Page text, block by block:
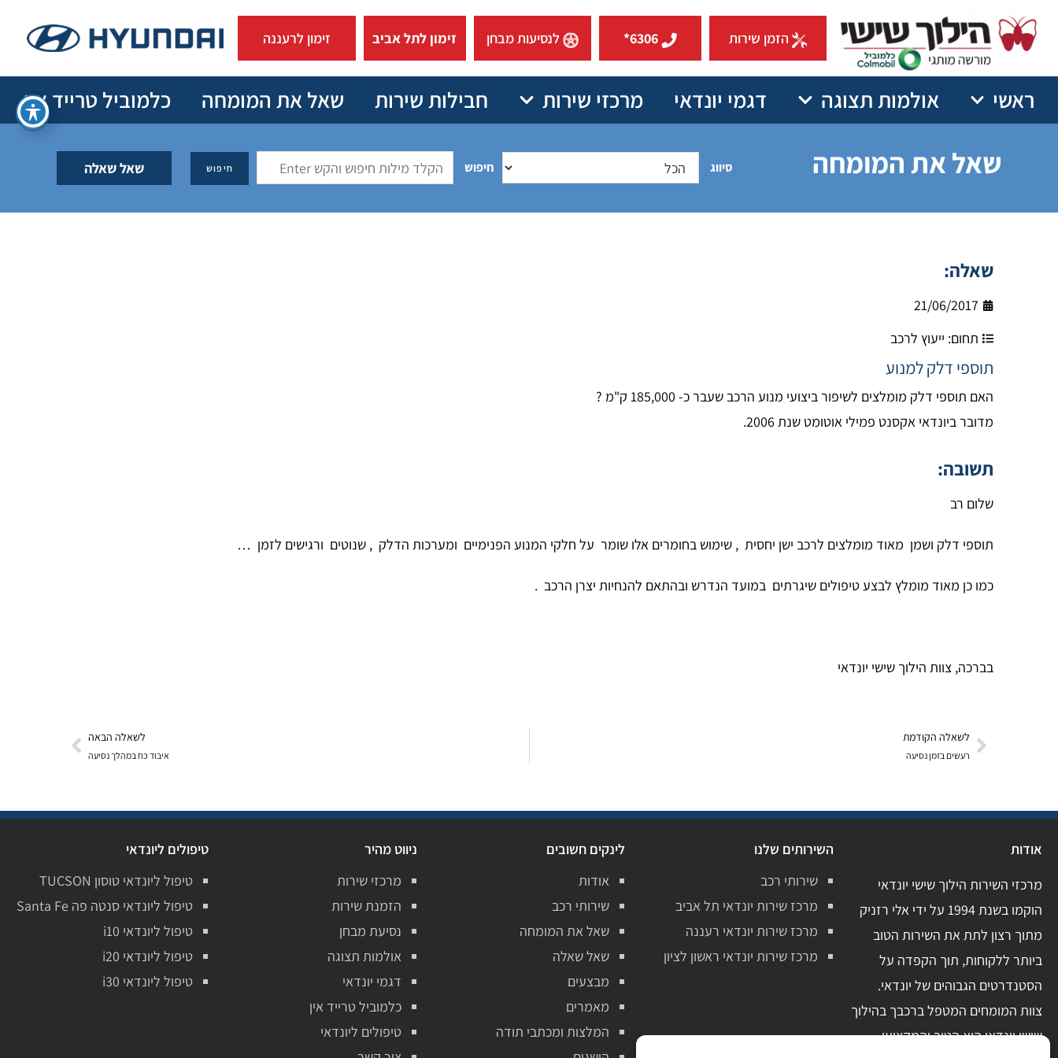
הזמן שירות 6306* לנסיעות מבחן זימון לתל אביב זימון לרעננה
ראשי אולמות תצוגה דגמי יונדאי מרכזי שירות חבילות שירות שאל את המומחה כלמוביל טרייד אין
שאל את המומחה סיווג חיפוש שאל שאלה
שאלה:
21/06/2017
תחום: ייעוץ לרכב
תוספי דלק למנוע
האם תוספי דלק מומלצים לשיפור ביצועי מנוע הרכב שעבר כ- 185,000 ק"מ ?
מדובר ביונדאי אקסנט פמילי אוטומט שנת 2006.
תשובה:
שלום רב
תוספי דלק ושמן מאוד מומלצים לרכב ישן יחסית , שימוש בחומרים אלו שומר על חלקי המנוע הפנימיים ומערכות הדלק , שנוטים ורגישים לזמן …
כמו כן מאוד מומלץ לבצע טיפולים שיגרתים במועד הנדרש ובהתאם להנחיות יצרן הרכב .
בברכה, צוות הילוך שישי יונדאי
לשאלה הקודמת
רעשים בזמן נסיעה
לשאלה הבאה
איבוד כח במהלך נסיעה
אודות
מרכזי השירות הילוך שישי יונדאי
הוקמו בשנת 1994 על ידי אלי רזניק
מתוך רצון לתת את השירות הטוב
ביותר ללקוחות, תוך הקפדה על
הסטנדרטים הגבוהים של יונדאי.
צוות המומחים המטפל ברכבך בהילוך
שישי יונדאי הוא הטוב והמקצועי
השירותים שלנו
שירותי רכב
מרכז שירות יונדאי תל אביב
מרכז שירות יונדאי רעננה
מרכז שירות יונדאי ראשון לציון
לינקים חשובים
אודות
שירותי רכב
שאל את המומחה
שאל שאלה
מבצעים
מאמרים
המלצות ומכתבי תודה
ניווט מהיר
מרכזי שירות
הזמנת שירות
נסיעת מבחן
אולמות תצוגה
דגמי יונדאי
כלמוביל טרייד אין
טיפולים ליונדאי
טיפולים ליונדאי
טיפול ליונדאי טוסון TUCSON
טיפול ליונדאי סנטה פה Santa Fe
טיפול ליונדאי i10
טיפול ליונדאי i20
טיפול ליונדאי i30